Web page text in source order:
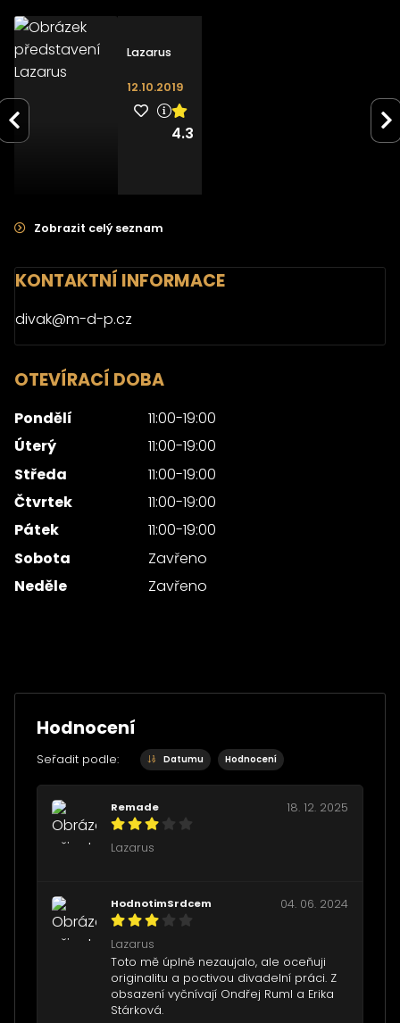
Lazarus
12.10.2019
4.3
Zobrazit celý seznam
KONTAKTNÍ INFORMACE
divak@m-d-p.cz
OTEVÍRACÍ DOBA
Pondělí
11:00-19:00
Úterý
11:00-19:00
Středa
11:00-19:00
Čtvrtek
11:00-19:00
Pátek
11:00-19:00
Sobota
Zavřeno
Neděle
Zavřeno
Hodnocení
Seřadit podle: Datumu Hodnocení
Remade 18. 12. 2025
Lazarus
HodnotimSrdcem 04. 06. 2024
Lazarus
Toto mě úplně nezaujalo, ale oceňuji
originalitu a poctivou divadelní práci. Z
obsazení vyčnívají Ondřej Ruml a Erika
Stárková.